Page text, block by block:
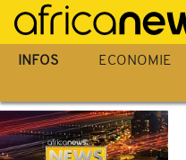
Passer
au
contenu
INFOS ECONOMIE